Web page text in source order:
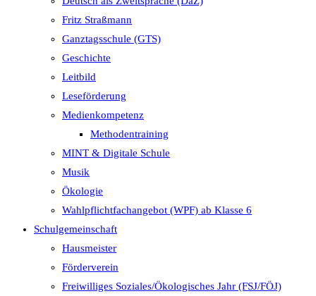
Fritz Straßmann
Ganztagsschule (GTS)
Geschichte
Leitbild
Leseförderung
Medienkompetenz
Methodentraining
MINT & Digitale Schule
Musik
Ökologie
Wahlpflichtfachangebot (WPF) ab Klasse 6
Schulgemeinschaft
Hausmeister
Förderverein
Freiwilliges Soziales/Ökologisches Jahr (FSJ/FÖJ)